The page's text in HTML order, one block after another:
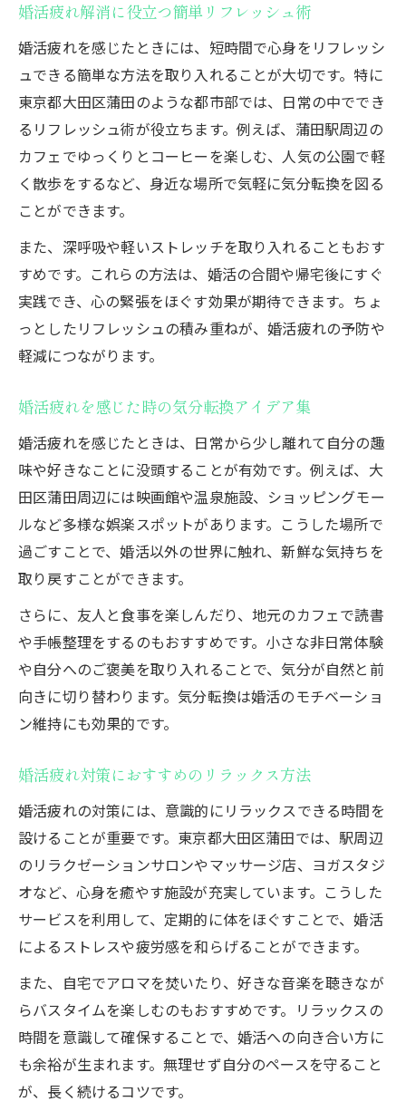
婚活疲れを共感してくれるカウンセラーと
は
婚活疲れ相談で信頼できる窓口を見極める
方法
婚活疲れが深い時の適切な相談先の選定基
準
婚活疲れを和らげる蒲田エリアの特徴とは
婚活疲れ対策に役立つ蒲田のサポート体制
婚活疲れを感じた時に利用したい地元の相
談窓口
忙しい婚活女性に合う気分転換の提案
婚活疲れを癒す女性向け気分転換プラン集
婚活疲れ中の女性へおすすめの休憩方法と
は
婚活疲れを感じた女性が実践しやすい工夫
婚活疲れ軽減に役立つ簡単リフレッシュ方
法
婚活疲れを和らげるための時間の使い方
効率的な婚活継続のためにできること
婚活疲れしないための効率的な活動計画
婚活疲れを防ぐための自己管理ポイント
婚活疲れに負けないモチベーション維持法
婚活疲れを感じにくい目標設定のコツ
婚活疲れを乗り越える気持ちの整え方
婚活疲れに強くなるマインドセットの作り
方
婚活疲れを乗り越える前向き思考のポイン
ト
婚活疲れ時に役立つ自己肯定感の高め方
婚活疲れを感じた時の心のリセット術
婚活疲れから立ち直るメンタルケア実践法
【本気で結婚したい方へ】無料婚活相談の
ご案内
婚活疲れ解消に役立つ簡単リフレッシュ術
婚活疲れを感じたときには、短時間で心身をリフレッシ
ュできる簡単な方法を取り入れることが大切です。特に
東京都大田区蒲田のような都市部では、日常の中ででき
るリフレッシュ術が役立ちます。例えば、蒲田駅周辺の
カフェでゆっくりとコーヒーを楽しむ、人気の公園で軽
く散歩をするなど、身近な場所で気軽に気分転換を図る
ことができます。
また、深呼吸や軽いストレッチを取り入れることもおす
すめです。これらの方法は、婚活の合間や帰宅後にすぐ
実践でき、心の緊張をほぐす効果が期待できます。ちょ
っとしたリフレッシュの積み重ねが、婚活疲れの予防や
軽減につながります。
婚活疲れを感じた時の気分転換アイデア集
婚活疲れを感じたときは、日常から少し離れて自分の趣
味や好きなことに没頭することが有効です。例えば、大
田区蒲田周辺には映画館や温泉施設、ショッピングモー
ルなど多様な娯楽スポットがあります。こうした場所で
過ごすことで、婚活以外の世界に触れ、新鮮な気持ちを
取り戻すことができます。
さらに、友人と食事を楽しんだり、地元のカフェで読書
や手帳整理をするのもおすすめです。小さな非日常体験
や自分へのご褒美を取り入れることで、気分が自然と前
向きに切り替わります。気分転換は婚活のモチベーショ
ン維持にも効果的です。
婚活疲れ対策におすすめのリラックス方法
婚活疲れの対策には、意識的にリラックスできる時間を
設けることが重要です。東京都大田区蒲田では、駅周辺
のリラクゼーションサロンやマッサージ店、ヨガスタジ
オなど、心身を癒やす施設が充実しています。こうした
サービスを利用して、定期的に体をほぐすことで、婚活
によるストレスや疲労感を和らげることができます。
また、自宅でアロマを焚いたり、好きな音楽を聴きなが
らバスタイムを楽しむのもおすすめです。リラックスの
時間を意識して確保することで、婚活への向き合い方に
も余裕が生まれます。無理せず自分のペースを守ること
が、長く続けるコツです。